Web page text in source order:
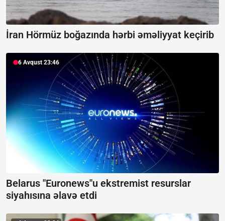
İran Hörmüz boğazında hərbi əməliyyat keçirib
6 Avqust 23:46
Belarus "Euronews"u ekstremist resurslar
siyahısına əlavə etdi